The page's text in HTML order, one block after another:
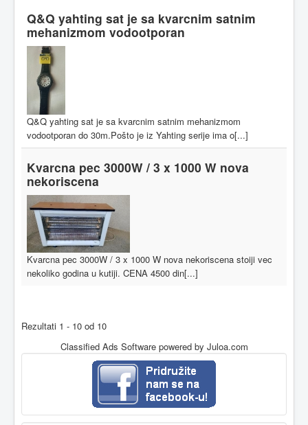
Q&Q yahting sat je sa kvarcnim satnim
mehanizmom vodootporan
Q&Q yahting sat je sa kvarcnim satnim mehanizmom
vodootporan do 30m.Pošto je iz Yahting serije ima o[...]
Kvarcna pec 3000W / 3 x 1000 W nova
nekoriscena
Kvarcna pec 3000W / 3 x 1000 W nova nekoriscena stoiji vec
nekoliko godina u kutiji. CENA 4500 din[...]
Rezultati 1 - 10 od 10
Classified Ads Softwarepowered by Juloa.com